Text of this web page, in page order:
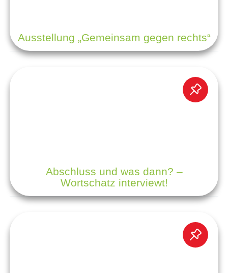
Ausstellung „Gemeinsam gegen rechts“
Abschluss und was dann? –
Wortschatz interviewt!